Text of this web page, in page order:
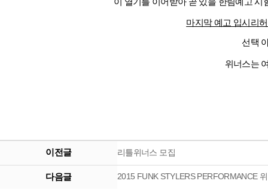
마지막 예고 입시리
선택
위너스는
이전글 리틀위너스 모집
다음글 2015 FUNK STYLERS PERFORMANCE